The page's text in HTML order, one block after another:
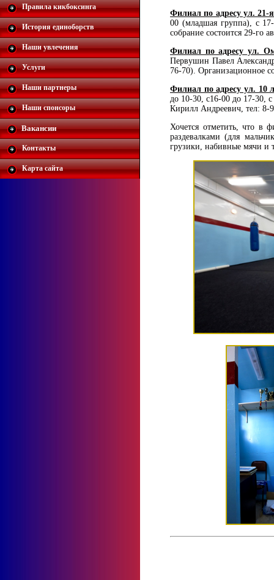
Правила кикбоксинга
История единоборств
Наши увлечения
Услуги
Наши партнеры
Наши спонсоры
Вакансии
Контакты
Карта сайта
Филиал по адресу ул.
00 (младшая группа), с
собрание состоится 29-го
Филиал по адресу ул.
Первушин Павел
76-70). Организационное
Филиал по адресу ул. 10
до 10-30, с16-00 до 17-30,
Кирилл Андреевич, тел: 8-
Хочется отметить, что в
раздевалками (для
грузики, набивные мячи и